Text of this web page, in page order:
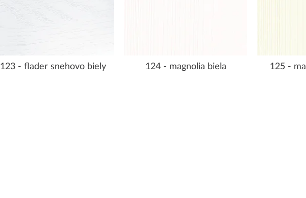
123 - flader snehovo biely 124 - magnolia biela 125 -